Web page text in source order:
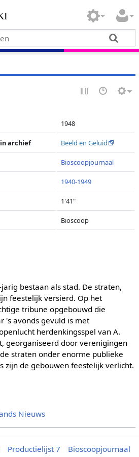
1948
archief Beeld en Geluid
Bioscoopjournaal
1940-1949
1'41"
Bioscoop
bestaan als stad. De straten,
feestelijk versierd. Op het
tribune opgebouwd die
's avonds gevuld is met
herdenkingsspel van A.
georganiseerd door verenigingen
straten onder enorme publieke
zijn de gebouwen feestelijk verlicht.
Nieuws
Productielijst 7
Bioscoopjournaal